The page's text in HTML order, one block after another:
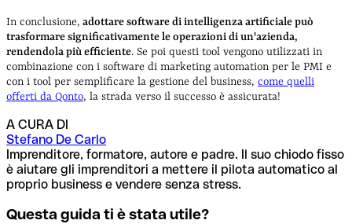
In conclusione, adottare software di intelligenza artificiale può
trasformare significativamente le operazioni di un'azienda,
rendendola più efficiente. Se poi questi tool vengono utilizzati in
combinazione con i software di marketing automation per le PMI e
con i tool per semplificare la gestione del business, come quelli
offerti da Qonto, la strada verso il successo è assicurata!
A CURA DI
Stefano De Carlo
Imprenditore, formatore, autore e padre. Il suo chiodo fisso
è aiutare gli imprenditori a mettere il pilota automatico al
proprio business e vendere senza stress.
Questa guida ti è stata utile?